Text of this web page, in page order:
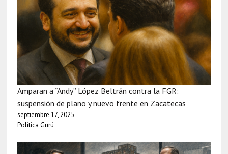
Amparan a “Andy” López Beltrán contra la FGR:
suspensión de plano y nuevo frente en Zacatecas
septiembre 17, 2025
Política Gurú